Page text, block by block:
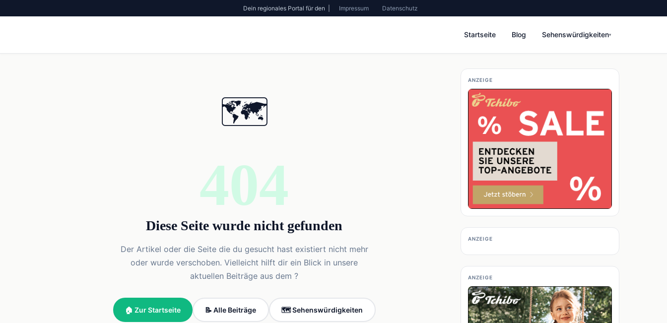
Dein regionales Portal für den | Impressum Datenschutz
Startseite Blog Sehenswürdigkeiten▾
ANZEIGE
ANZEIGE
ANZEIGE
🗺️
404
Diese Seite wurde nicht gefunden
Der Artikel oder die Seite die du gesucht hast existiert nicht mehr
oder wurde verschoben. Vielleicht hilft dir ein Blick in unsere
aktuellen Beiträge aus dem ?
🏠 Zur Startseite 📝 Alle Beiträge 🗺️ Sehenswürdigkeiten